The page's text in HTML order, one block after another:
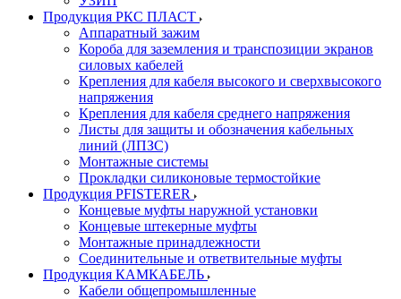
Продукция РКС ПЛАСТ
Аппаратный зажим
Короба для заземления и транспозиции экранов
силовых кабелей
Крепления для кабеля высокого и сверхвысокого
напряжения
Крепления для кабеля среднего напряжения
Листы для защиты и обозначения кабельных
линий (ЛПЗС)
Монтажные системы
Прокладки силиконовые термостойкие
Продукция PFISTERER
Концевые муфты наружной установки
Концевые штекерные муфты
Монтажные принадлежности
Соединительные и ответвительные муфты
Продукция КАМКАБЕЛЬ
Кабели общепромышленные